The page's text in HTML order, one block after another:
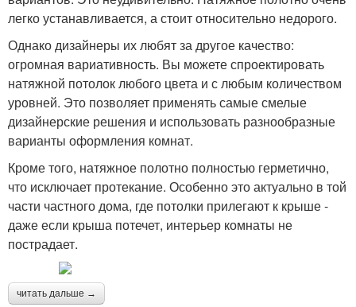
легко устанавливается, а стоит относительно недорого.
Однако дизайнеры их любят за другое качество:
огромная вариативность. Вы можете спроектировать
натяжной потолок любого цвета и с любым количеством
уровней. Это позволяет применять самые смелые
дизайнерские решения и использовать разнообразные
варианты оформления комнат.
Кроме того, натяжное полотно полностью герметично,
что исключает протекание. Особенно это актуально в той
части частного дома, где потолки прилегают к крыше -
даже если крыша потечет, интерьер комнаты не
пострадает.
читать дальше →